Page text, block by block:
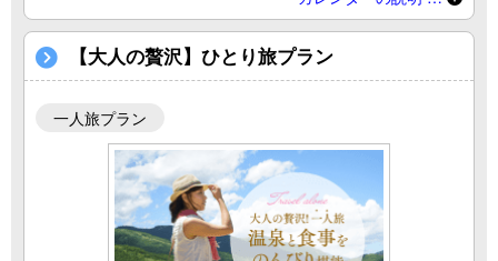
【大人の贅沢】ひとり旅プラン
一人旅プラン